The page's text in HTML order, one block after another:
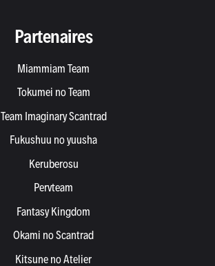
Partenaires
Miammiam Team
Tokumei no Team
Team Imaginary Scantrad
Fukushuu no yuusha
Keruberosu
Pervteam
Fantasy Kingdom
Okami no Scantrad
Kitsune no Atelier